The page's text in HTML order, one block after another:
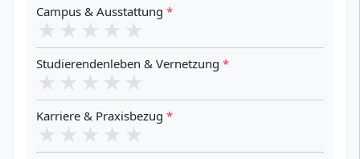
Campus & Ausstattung *
★ ★ ★ ★ ★
Studierendenleben & Vernetzung *
★ ★ ★ ★ ★
Karriere & Praxisbezug *
★ ★ ★ ★ ★